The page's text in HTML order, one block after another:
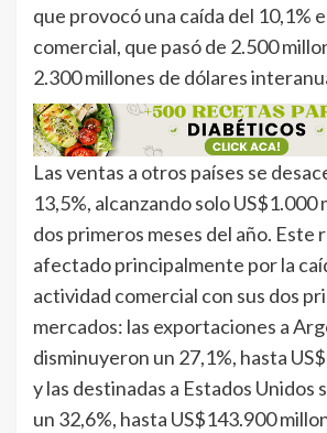
que provocó una caída del 10,1%
comercial, que pasó de 2.500
2.300 millones de dólares
Las ventas a otros países se
13,5%, alcanzando solo US$1.000
dos primeros meses del año. Este
afectado principalmente por la
actividad comercial con sus dos
mercados: las exportaciones a
disminuyeron un 27,1%, hasta
y las destinadas a Estados Unidos
un 32,6%, hasta US$143.900